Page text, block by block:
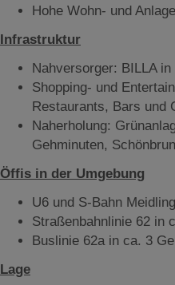
Hohe Wohn- und
Infrastruktur
Nahversorger: BILLA
Shopping- und
Restaurants, Bars und
Naherholung:
Gehminuten,
Öffis in der Umgebung
U6 und S-Bahn
Straßenbahnlinie 62 in
Buslinie 62a in ca. 3
Lage